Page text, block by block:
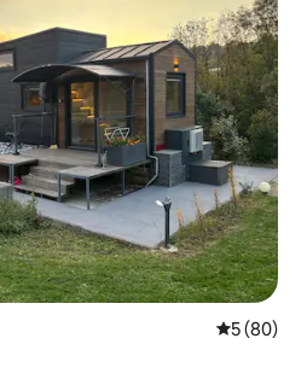
5 de uma
5 (80)